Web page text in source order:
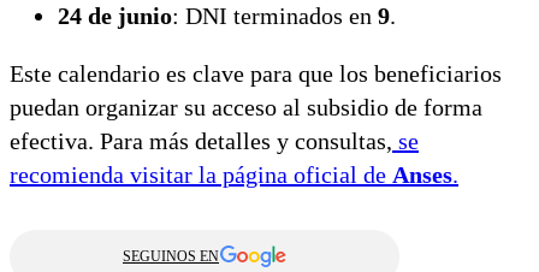
24 de junio: DNI terminados en 9.
Este calendario es clave para que los beneficiarios
puedan organizar su acceso al subsidio de forma
efectiva. Para más detalles y consultas, se
recomienda visitar la página oficial de Anses.
SEGUINOS EN